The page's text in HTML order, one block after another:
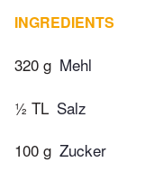
INGREDIENTS
320 g Mehl
½ TL Salz
100 g Zucker